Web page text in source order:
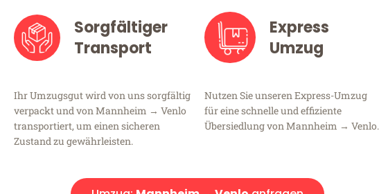
Sorgfältiger
Transport
Ihr Umzugsgut wird von uns sorgfältig
verpackt und von Mannheim → Venlo
transportiert, um einen sicheren
Zustand zu gewährleisten.
Express
Umzug
Nutzen Sie unseren Express-Umzug
für eine schnelle und effiziente
Übersiedlung von Mannheim → Venlo.